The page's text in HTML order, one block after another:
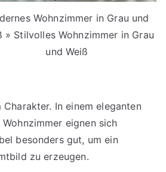
Wohnzimmer in Grau und
» Stilvolles Wohnzimmer in Grau
und Weiß
Charakter. In einem eleganten
eignen sich
besonders gut, um ein
zu erzeugen.